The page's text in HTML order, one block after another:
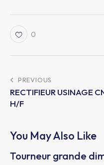
0
PREVIOUS
RECTIFIEUR USINAGE
H/F
You May Also Like
Tourneur grande